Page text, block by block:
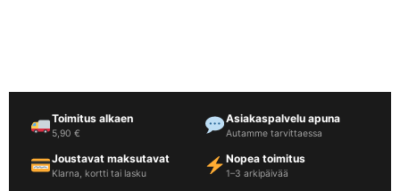
Toimitus alkaen
5,90 €
Asiakaspalvelu apuna
Autamme tarvittaessa
Joustavat maksutavat
Klarna, kortti tai lasku
Nopea toimitus
1–3 arkipäivää